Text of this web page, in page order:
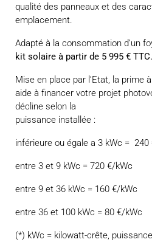
qualité des panneaux et des
emplacement.
Adapté à la consommation d’un
kit solaire à partir de 5 995 € TTC.
Mise en place par l’Etat, la prime
aide à financer votre projet
décline selon la
puissance installée :
inférieure ou égale a 3 kWc = 240
entre 3 et 9 kWc = 720 €/kWc
entre 9 et 36 kWc = 160 €/kWc
entre 36 et 100 kWc = 80 €/kWc
(*) kWc = kilowatt-crête,